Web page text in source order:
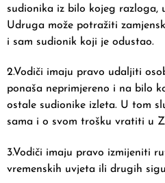
sudionika iz bilo kojeg razloga,
Udruga može potražiti
i sam sudionik koji je odustao.
2.Vodiči imaju pravo udaljiti
ponaša neprimjereno i na bilo
ostale sudionike izleta. U tom
sama i o svom trošku vratiti u
3.Vodiči imaju pravo izmijeniti
vremenskih uvjeta ili drugih